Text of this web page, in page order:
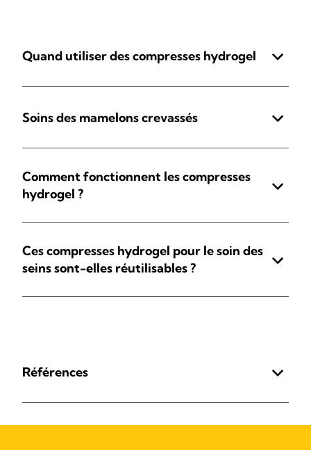
Quand utiliser des compresses hydrogel
Soins des mamelons crevassés
Comment fonctionnent les compresses
hydrogel ?
Ces compresses hydrogel pour le soin des
seins sont-elles réutilisables ?
Références